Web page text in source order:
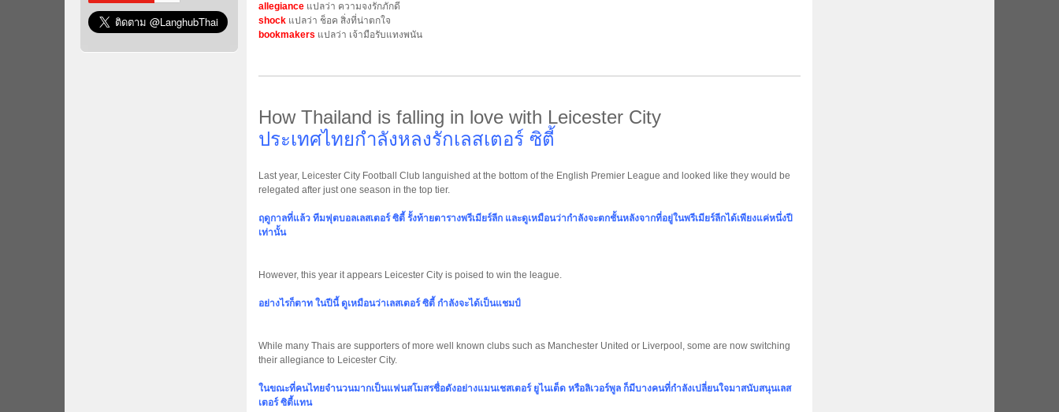
allegiance แปลว่า ความจงรักภักดี
shock แปลว่า ช็อค สิ่งที่น่าตกใจ
bookmakers แปลว่า เจ้ามือรับแทงพนัน
How Thailand is falling in love with Leicester City
ประเทศไทยกำลังหลงรักเลสเตอร์ ซิตี้
Last year, Leicester City Football Club languished at the bottom of the English Premier League and looked like they would be
relegated after just one season in the top tier.
ฤดูกาลที่แล้ว ทีมฟุตบอลเลสเตอร์ ซิตี้ รั้งท้ายตารางพรีเมียร์ลีก และดูเหมือนว่ากำลังจะตกชั้นหลังจากที่อยู่ในพรีเมียร์ลีกได้เพียงแค่หนึ่งปี
เท่านั้น
However, this year it appears Leicester City is poised to win the league.
อย่างไรก็ตาท ในปีนี้ ดูเหมือนว่าเลสเตอร์ ซิตี้ กำลังจะได้เป็นแชมป์
While many Thais are supporters of more well known clubs such as Manchester United or Liverpool, some are now switching
their allegiance to Leicester City.
ในขณะที่คนไทยจำนวนมากเป็นแฟนสโมสรชื่อดังอย่างแมนเชสเตอร์ ยูไนเต็ด หรือลิเวอร์พูล ก็มีบางคนที่กำลังเปลี่ยนใจมาสนับสนุนเลส
เตอร์ ซิตี้แทน